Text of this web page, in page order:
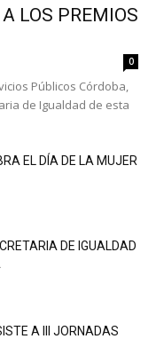
LOS PREMIOS
0
Públicos Córdoba,
de Igualdad de esta
EL DÍA DE LA MUJER
DE IGUALDAD
A III JORNADAS